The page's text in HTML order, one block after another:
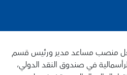
منصب مساعد مدير ورئيس قسم
في صندوق النقد الدولي،